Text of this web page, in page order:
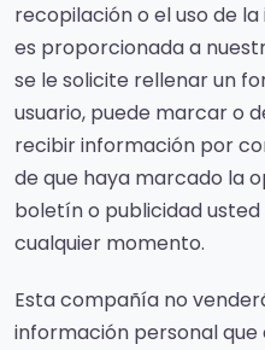
recopilación o el uso de
es proporcionada a
se le solicite rellenar un
usuario, puede marcar o
recibir información por
de que haya marcado la
boletín o publicidad
cualquier momento.
Esta compañía no
información personal que